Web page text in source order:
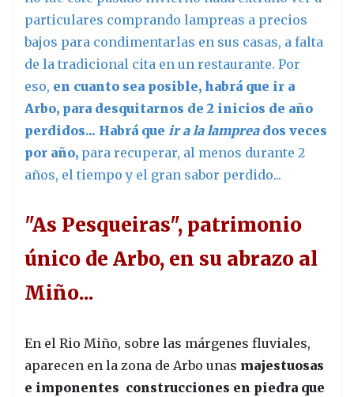
particulares comprando lampreas a precios
bajos para condimentarlas en sus casas, a falta
de la tradicional cita en un restaurante. Por
eso, en cuanto sea posible, habrá que ir a
Arbo, para desquitarnos de 2 inicios de año
perdidos... Habrá que ir a la lamprea dos veces
por año, para recuperar, al menos durante 2
años, el tiempo y el gran sabor perdido...
"As Pesqueiras", patrimonio
único de Arbo, en su abrazo al
Miño...
En el Rio Miño, sobre las márgenes fluviales,
aparecen en la zona de Arbo unas majestuosas
e imponentes construcciones en piedra que